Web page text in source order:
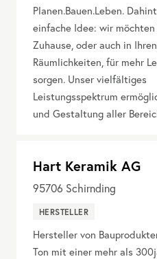
Planen.Bauen.Leben.
einfache Idee: wir
Zuhause, oder auch in
Räumlichkeiten, für mehr
sorgen. Unser vielfältiges
Leistungsspektrum
und Gestaltung aller
Hart Keramik AG
95706 Schirnding
HERSTELLER
Hersteller von
Ton mit einer mehr als